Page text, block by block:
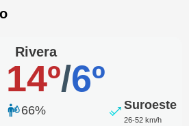
Rivera
14º/6º
66% Suroeste
26-52 km/h